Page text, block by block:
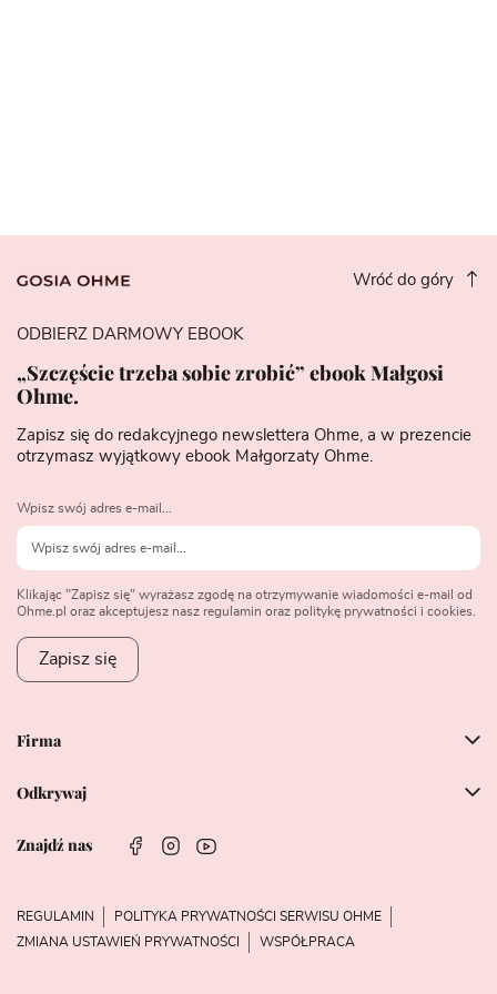
Wróć do góry
Firma
Odkrywaj
Znajdź nas
ODBIERZ DARMOWY EBOOK
„Szczęście trzeba sobie zrobić” ebook Małgosi
Ohme.
Zapisz się do redakcyjnego newslettera Ohme, a w prezencie
otrzymasz wyjątkowy ebook Małgorzaty Ohme.
Wpisz swój adres e-mail...
Klikając "Zapisz się" wyrażasz zgodę na otrzymywanie wiadomości e-mail od
Ohme.pl oraz akceptujesz nasz regulamin oraz politykę prywatności i cookies.
Zapisz się
REGULAMIN
POLITYKA PRYWATNOŚCI SERWISU OHME
ZMIANA USTAWIEŃ PRYWATNOŚCI
WSPÓŁPRACA